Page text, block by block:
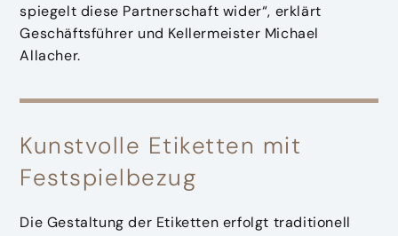
spiegelt diese Partnerschaft wider“, erklärt
Geschäftsführer und Kellermeister Michael
Allacher.
Kunstvolle Etiketten mit
Festspielbezug
Die Gestaltung der Etiketten erfolgt traditionell